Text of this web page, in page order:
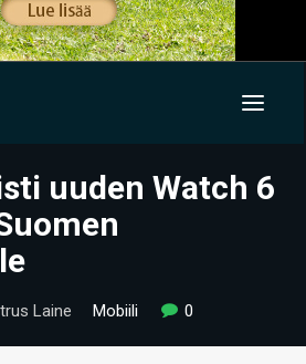
uuden Watch 6
Laine Mobiili 0